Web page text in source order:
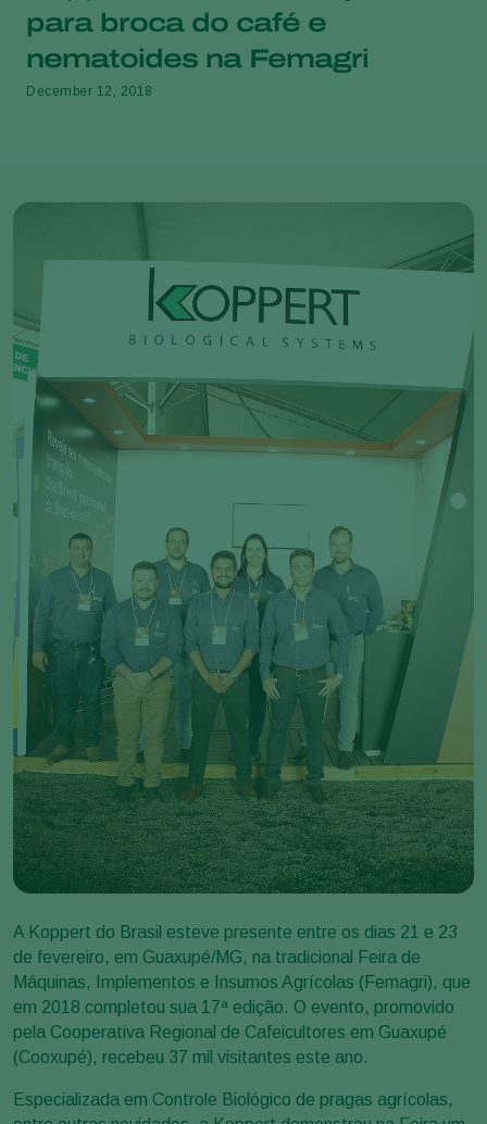
para broca do café e
nematoides na Femagri
December 12, 2018
A Koppert do Brasil esteve presente entre os dias 21 e 23
de fevereiro, em Guaxupé/MG, na tradicional Feira de
Máquinas, Implementos e Insumos Agrícolas (Femagri), que
em 2018 completou sua 17ª edição. O evento, promovido
pela Cooperativa Regional de Cafeicultores em Guaxupé
(Cooxupé), recebeu 37 mil visitantes este ano.
Especializada em Controle Biológico de pragas agrícolas,